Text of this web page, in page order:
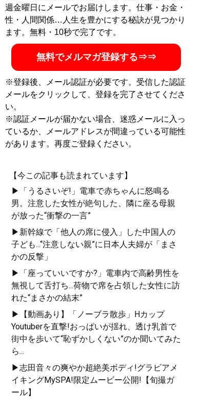
週金曜日にメールでお届けします。仕事・お金・
性・人間関係…人生を豊かにする秘訣が見つかり
ます。無料・10秒で完了です。
無料でメルマガ登録する⇒⇒
※登録後、メール認証が必要です。受信した認証
メールをクリックして、登録を完了させてくださ
い。
※認証メールが届かない場合、迷惑メールに入っ
ているか、メールアドレスが間違っている可能性
があります。再度ご登録ください。
【今この記事も読まれています】
▶「うるさいぞ!」電車で赤ちゃんに怒鳴る
男。注意した女性が絶句した、隣に座る母親
が放った“衝撃の一言”
▶新幹線で「他人の席に侵入」した中国人の
子ども...“注意しない親”に日本人夫婦が「まさ
かの反撃」
▶「座っていいですか?」電車内で高齢男性を
無視して舌打ち...荷物で席を占領した女性に訪
れた“まさかの結末”
▶【動画あり】「ノーブラ散歩」Hカップ
Youtuberを直撃!おっぱいが揺れ、透け乳首で
街中を歩いて“恥ずかしくない”のか聞いてみた
ら...
▶志田音々の爽やか超絶美ボディ!グラビアメ
イキングMySPA!限定ムービー公開!【旬撮ガ
ール】